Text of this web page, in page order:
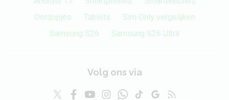
Oordopjes
Tablets
Sim Only vergelijken
Samsung S26
Samsung S26 Ultra
Volg ons via